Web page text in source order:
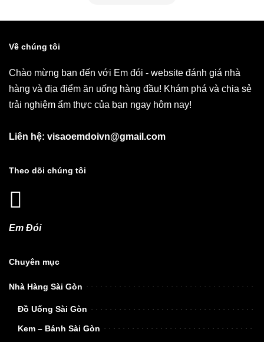
Về chúng tôi
Chào mừng bạn đến với Em đói - website đánh giá nhà
hàng và địa điểm ăn uống hàng đầu! Khám phá và chia sẻ
trải nghiệm ẩm thực của bạn ngay hôm nay!
Liên hệ: visaoemdoivn@gmail.com
Theo dõi chúng tôi
Em Đói
Chuyên mục
Nhà Hàng Sài Gòn
Đồ Uống Sài Gòn
Kem – Bánh Sài Gòn